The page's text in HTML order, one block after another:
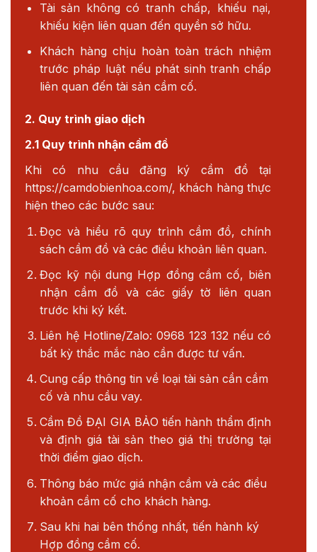
Tài sản không có tranh chấp, khiếu nại,
khiếu kiện liên quan đến quyền sở hữu.
Khách hàng chịu hoàn toàn trách nhiệm
trước pháp luật nếu phát sinh tranh chấp
liên quan đến tài sản cầm cố.
2. Quy trình giao dịch
2.1 Quy trình nhận cầm đồ
Khi có nhu cầu đăng ký cầm đồ tại
https://camdobienhoa.com/, khách hàng thực
hiện theo các bước sau:
Đọc và hiểu rõ quy trình cầm đồ, chính
sách cầm đồ và các điều khoản liên quan.
Đọc kỹ nội dung Hợp đồng cầm cố, biên
nhận cầm đồ và các giấy tờ liên quan
trước khi ký kết.
Liên hệ Hotline/Zalo: 0968 123 132 nếu có
bất kỳ thắc mắc nào cần được tư vấn.
Cung cấp thông tin về loại tài sản cần cầm
cố và nhu cầu vay.
Cầm Đồ ĐẠI GIA BẢO tiến hành thẩm định
và định giá tài sản theo giá thị trường tại
thời điểm giao dịch.
Thông báo mức giá nhận cầm và các điều
khoản cầm cố cho khách hàng.
Sau khi hai bên thống nhất, tiến hành ký
Hợp đồng cầm cố.